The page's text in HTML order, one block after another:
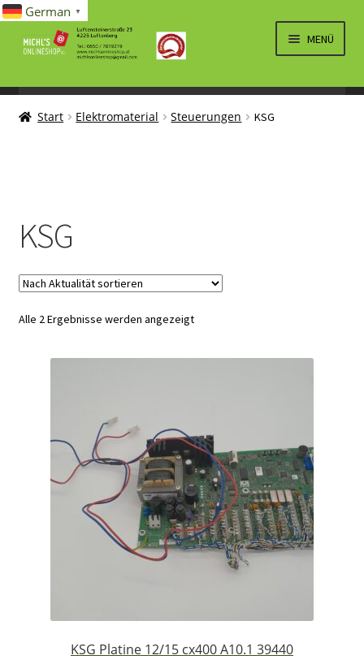
Navigation
Inhalt
MENÜ
SPIELWAREN/BAUSÄTZE
ÖFFNEN
ELEKTRO
BRIEFMARKEN
Start Elektromaterial Steuerungen KSG
KSG
Alle 2 Ergebnisse werden angezeigtNach
KSG Platine 12/15 cx400 A10.1 39440
German ▼